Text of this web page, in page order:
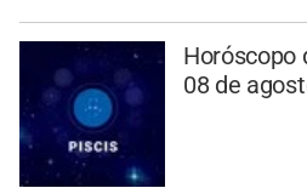
Horóscopo
08 de